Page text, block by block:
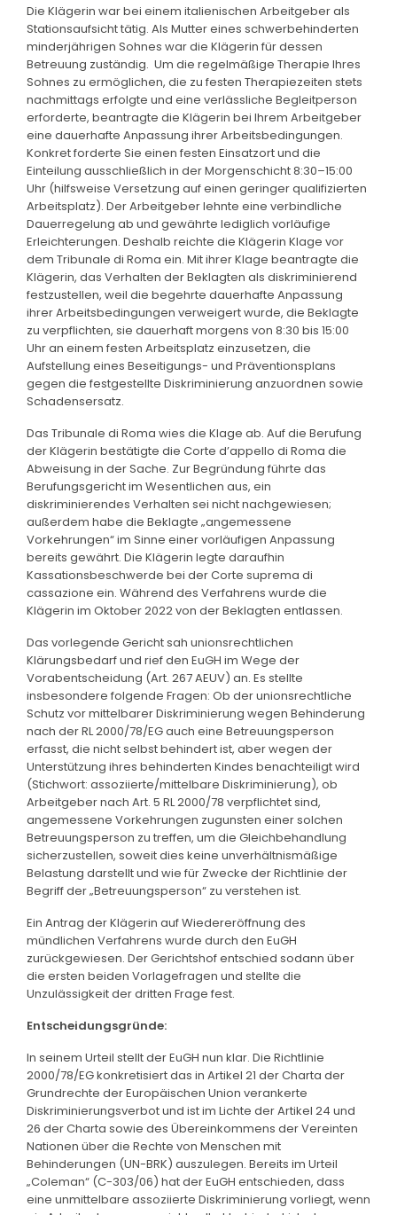
Die Klägerin war bei einem italienischen Arbeitgeber als
Stationsaufsicht tätig. Als Mutter eines schwerbehinderten
minderjährigen Sohnes war die Klägerin für dessen
Betreuung zuständig. Um die regelmäßige Therapie Ihres
Sohnes zu ermöglichen, die zu festen Therapiezeiten stets
nachmittags erfolgte und eine verlässliche Begleitperson
erforderte, beantragte die Klägerin bei Ihrem Arbeitgeber
eine dauerhafte Anpassung ihrer Arbeitsbedingungen.
Konkret forderte Sie einen festen Einsatzort und die
Einteilung ausschließlich in der Morgenschicht 8:30–15:00
Uhr (hilfsweise Versetzung auf einen geringer qualifizierten
Arbeitsplatz). Der Arbeitgeber lehnte eine verbindliche
Dauerregelung ab und gewährte lediglich vorläufige
Erleichterungen. Deshalb reichte die Klägerin Klage vor
dem Tribunale di Roma ein. Mit ihrer Klage beantragte die
Klägerin, das Verhalten der Beklagten als diskriminierend
festzustellen, weil die begehrte dauerhafte Anpassung
ihrer Arbeitsbedingungen verweigert wurde, die Beklagte
zu verpflichten, sie dauerhaft morgens von 8:30 bis 15:00
Uhr an einem festen Arbeitsplatz einzusetzen, die
Aufstellung eines Beseitigungs- und Präventionsplans
gegen die festgestellte Diskriminierung anzuordnen sowie
Schadensersatz.
Das Tribunale di Roma wies die Klage ab. Auf die Berufung
der Klägerin bestätigte die Corte d’appello di Roma die
Abweisung in der Sache. Zur Begründung führte das
Berufungsgericht im Wesentlichen aus, ein
diskriminierendes Verhalten sei nicht nachgewiesen;
außerdem habe die Beklagte „angemessene
Vorkehrungen“ im Sinne einer vorläufigen Anpassung
bereits gewährt. Die Klägerin legte daraufhin
Kassationsbeschwerde bei der Corte suprema di
cassazione ein. Während des Verfahrens wurde die
Klägerin im Oktober 2022 von der Beklagten entlassen.
Das vorlegende Gericht sah unionsrechtlichen
Klärungsbedarf und rief den EuGH im Wege der
Vorabentscheidung (Art. 267 AEUV) an. Es stellte
insbesondere folgende Fragen: Ob der unionsrechtliche
Schutz vor mittelbarer Diskriminierung wegen Behinderung
nach der RL 2000/78/EG auch eine Betreuungsperson
erfasst, die nicht selbst behindert ist, aber wegen der
Unterstützung ihres behinderten Kindes benachteiligt wird
(Stichwort: assoziierte/mittelbare Diskriminierung), ob
Arbeitgeber nach Art. 5 RL 2000/78 verpflichtet sind,
angemessene Vorkehrungen zugunsten einer solchen
Betreuungsperson zu treffen, um die Gleichbehandlung
sicherzustellen, soweit dies keine unverhältnismäßige
Belastung darstellt und wie für Zwecke der Richtlinie der
Begriff der „Betreuungsperson“ zu verstehen ist.
Ein Antrag der Klägerin auf Wiedereröffnung des
mündlichen Verfahrens wurde durch den EuGH
zurückgewiesen. Der Gerichtshof entschied sodann über
die ersten beiden Vorlagefragen und stellte die
Unzulässigkeit der dritten Frage fest.
Entscheidungsgründe:
In seinem Urteil stellt der EuGH nun klar. Die Richtlinie
2000/78/EG konkretisiert das in Artikel 21 der Charta der
Grundrechte der Europäischen Union verankerte
Diskriminierungsverbot und ist im Lichte der Artikel 24 und
26 der Charta sowie des Übereinkommens der Vereinten
Nationen über die Rechte von Menschen mit
Behinderungen (UN-BRK) auszulegen. Bereits im Urteil
„Coleman“ (C-303/06) hat der EuGH entschieden, dass
eine unmittelbare assoziierte Diskriminierung vorliegt, wenn